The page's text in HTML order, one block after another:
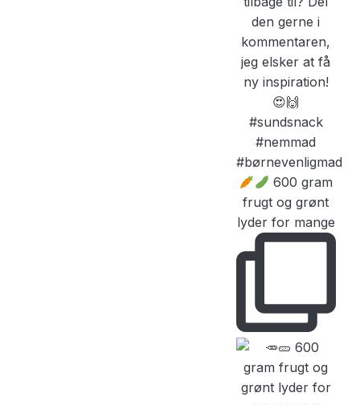
600 gram
frugt og grønt
lyder for mange